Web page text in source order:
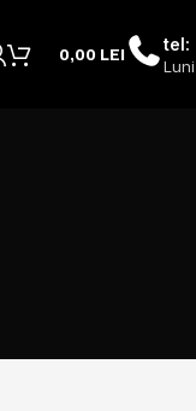
0,00 LEI tel: